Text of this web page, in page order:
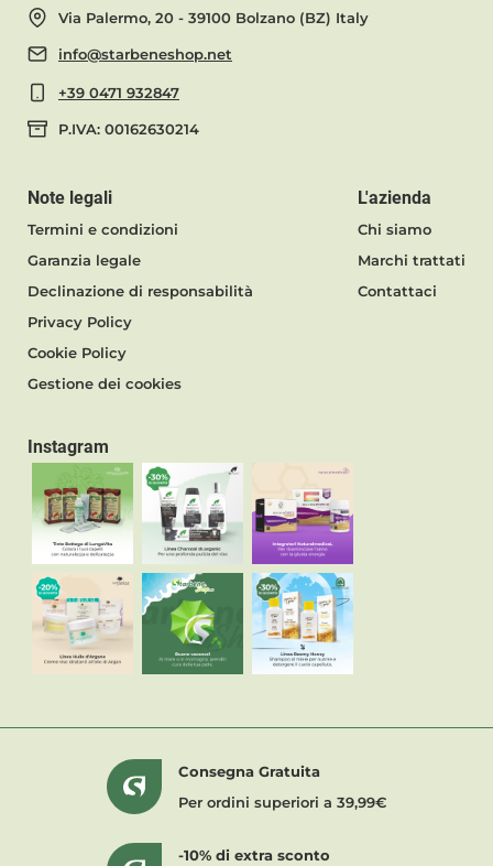
Via Palermo, 20 - 39100 Bolzano (BZ) Italy
info@starbeneshop.net
+39 0471 932847
P.IVA: 00162630214
Note legali
Termini e condizioni
Garanzia legale
Declinazione di responsabilità
Privacy Policy
Cookie Policy
Gestione dei cookies
L'azienda
Chi siamo
Marchi trattati
Contattaci
Instagram
Consegna Gratuita
Per ordini superiori a 39,99€
-10% di extra sconto